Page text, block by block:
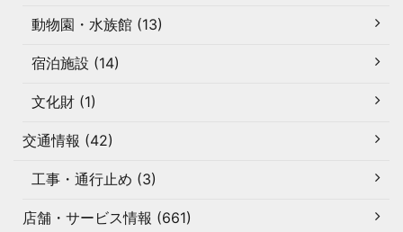
動物園・水族館 (13)
宿泊施設 (14)
文化財 (1)
交通情報 (42)
工事・通行止め (3)
店舗・サービス情報 (661)